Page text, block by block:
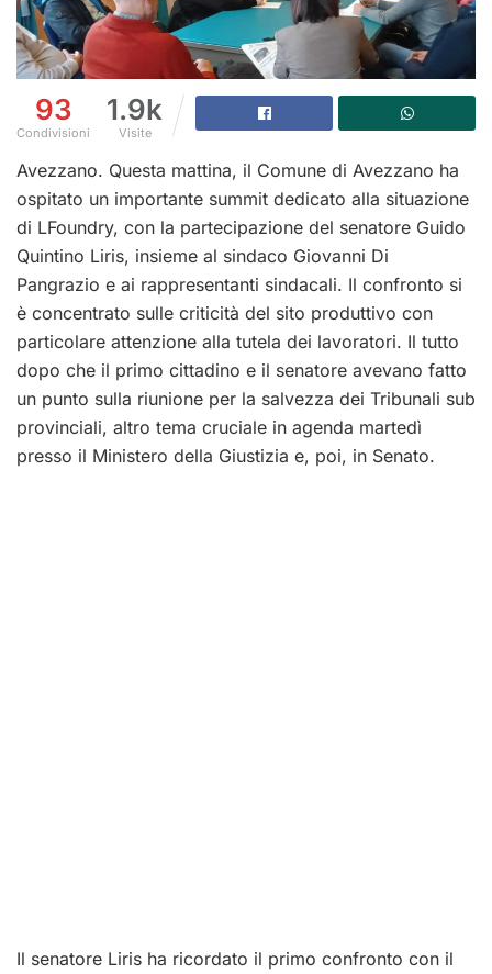
93
Condivisioni
1.9k
Visite
Avezzano. Questa mattina, il Comune di Avezzano ha
ospitato un importante summit dedicato alla situazione
di LFoundry, con la partecipazione del senatore Guido
Quintino Liris, insieme al sindaco Giovanni Di
Pangrazio e ai rappresentanti sindacali. Il confronto si
è concentrato sulle criticità del sito produttivo con
particolare attenzione alla tutela dei lavoratori. Il tutto
dopo che il primo cittadino e il senatore avevano fatto
un punto sulla riunione per la salvezza dei Tribunali sub
provinciali, altro tema cruciale in agenda martedì
presso il Ministero della Giustizia e, poi, in Senato.
Il senatore Liris ha ricordato il primo confronto con il